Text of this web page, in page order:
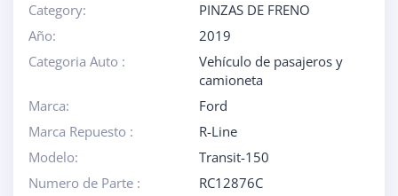
Category:
PINZAS DE FRENO
Año:
2019
Categoria Auto :
Vehículo de pasajeros y
camioneta
Marca:
Ford
Marca Repuesto :
R-Line
Modelo:
Transit-150
Numero de Parte :
RC12876C